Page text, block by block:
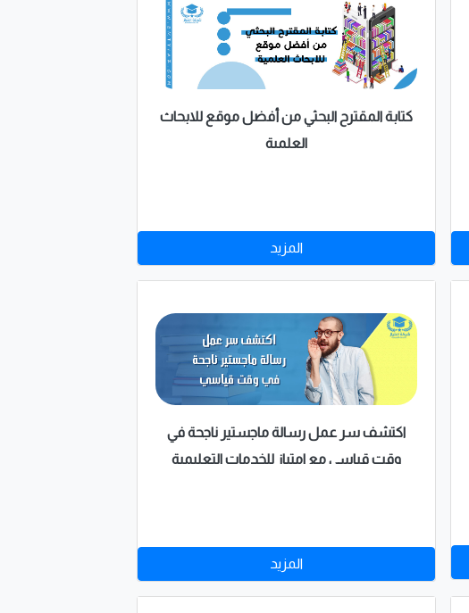
كتابة المقترح البحثي من أفضل موقع للابحاث
العلمية
المزيد
اكتشف سر عمل رسالة ماجستير ناجحة في
وقت قياسي مع امتياز للخدمات التعليمية
المزيد